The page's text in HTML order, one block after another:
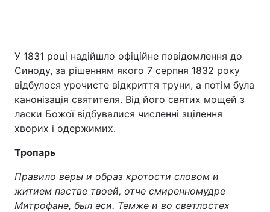
У 1831 році надійшло офіційне повідомлення до
Синоду, за рішенням якого 7 серпня 1832 року
відбулося урочисте відкриття труни, а потім була
канонізація святителя. Від його святих мощей з
ласки Божої відбувалися численні зцілення
хворих і одержимих.
Тропарь
Правило веры и образ кротости словом и
житием пастве твоей, отче смиренномудре
Митрофане, был еси. Темже и во светлостех